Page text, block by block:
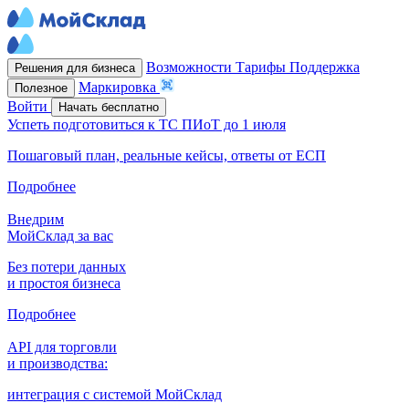
Решения для бизнеса Возможности Тарифы Поддержка
Полезное
Маркировка
Войти
Начать бесплатно
Успеть подготовиться к ТС ПИоТ до 1 июля
Пошаговый план, реальные кейсы, ответы от ЕСП
Подробнее
Внедрим
МойСклад за вас
Без потери данных
и простоя бизнеса
Подробнее
API для торговли
и производства:
интеграция с системой МойСклад